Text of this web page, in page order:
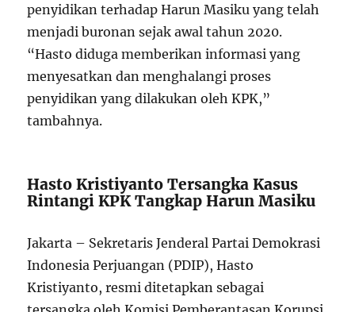
penyidikan terhadap Harun Masiku yang telah
menjadi buronan sejak awal tahun 2020.
“Hasto diduga memberikan informasi yang
menyesatkan dan menghalangi proses
penyidikan yang dilakukan oleh KPK,”
tambahnya.
Hasto Kristiyanto Tersangka Kasus
Rintangi KPK Tangkap Harun Masiku
Jakarta – Sekretaris Jenderal Partai Demokrasi
Indonesia Perjuangan (PDIP), Hasto
Kristiyanto, resmi ditetapkan sebagai